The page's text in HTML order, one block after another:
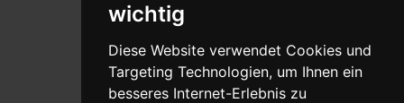
wichtig
Diese Website verwendet Cookies und
Targeting Technologien, um Ihnen ein
besseres Internet-Erlebnis zu
Nachricht senden